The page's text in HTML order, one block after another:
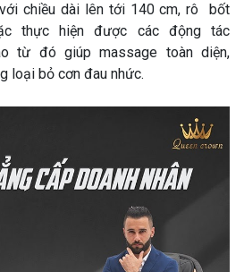
chiều dài lên tới 140 cm, rô bốt
thực hiện được các động tác
từ đó giúp massage toàn diện,
loại bỏ cơn đau nhức.